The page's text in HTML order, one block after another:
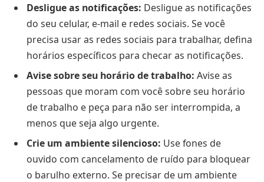
Desligue as notificações: Desligue as notificações
do seu celular, e-mail e redes sociais. Se você
precisa usar as redes sociais para trabalhar, defina
horários específicos para checar as notificações.
Avise sobre seu horário de trabalho: Avise as
pessoas que moram com você sobre seu horário
de trabalho e peça para não ser interrompida, a
menos que seja algo urgente.
Crie um ambiente silencioso: Use fones de
ouvido com cancelamento de ruído para bloquear
o barulho externo. Se precisar de um ambiente